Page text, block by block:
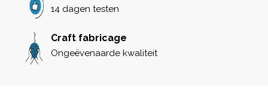
14 dagen testen
Craft fabricage
Ongeëvenaarde kwaliteit